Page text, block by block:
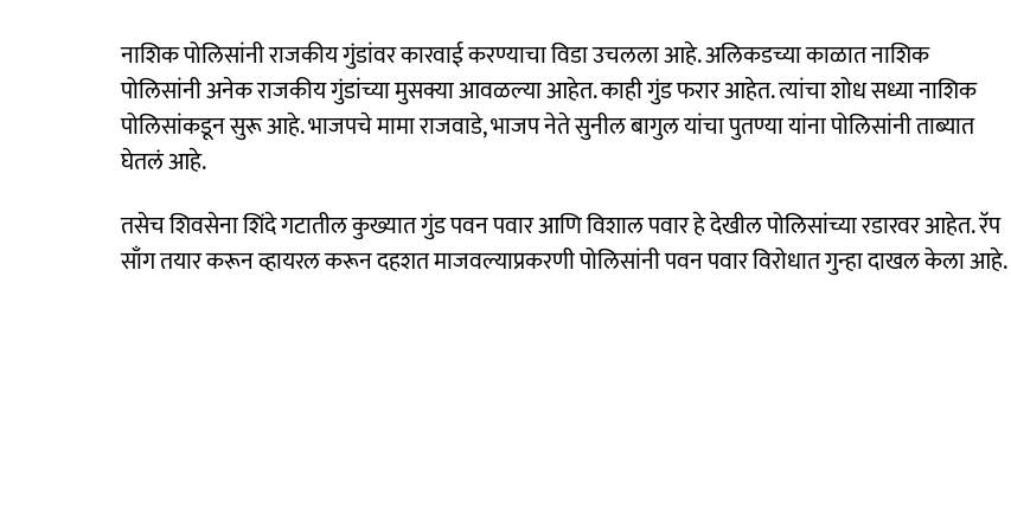
नाशिक पोलिसांनी राजकीय गुंडांवर कारवाई करण्याचा विडा उचलला आहे. अलिकडच्या काळात नाशिक
पोलिसांनी अनेक राजकीय गुंडांच्या मुसक्या आवळल्या आहेत. काही गुंड फरार आहेत. त्यांचा शोध सध्या नाशिक
पोलिसांकडून सुरू आहे. भाजपचे मामा राजवाडे, भाजप नेते सुनील बागुल यांचा पुतण्या यांना पोलिसांनी ताब्यात
घेतलं आहे.
तसेच शिवसेना शिंदे गटातील कुख्यात गुंड पवन पवार आणि विशाल पवार हे देखील पोलिसांच्या रडारवर आहेत. रॅप
साँग तयार करून व्हायरल करून दहशत माजवल्याप्रकरणी पोलिसांनी पवन पवार विरोधात गुन्हा दाखल केला आहे.